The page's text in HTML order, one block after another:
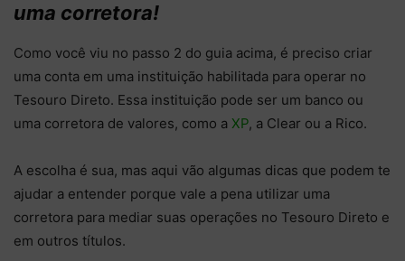
uma corretora!
Como você viu no passo 2 do guia acima, é preciso criar
uma conta em uma instituição habilitada para operar no
Tesouro Direto. Essa instituição pode ser um banco ou
uma corretora de valores, como a XP, a Clear ou a Rico.
A escolha é sua, mas aqui vão algumas dicas que podem te
ajudar a entender porque vale a pena utilizar uma
corretora para mediar suas operações no Tesouro Direto e
em outros títulos.